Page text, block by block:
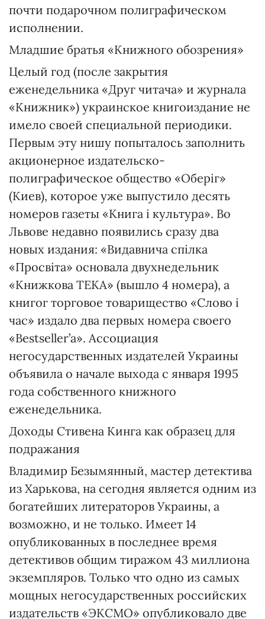
почти подарочном полиграфическом
исполнении.
Младшие братья «Книжного обозрения»
Целый год (после закрытия
еженедельника «Друг читача» и журнала
«Книжник») украинское книгоиздание не
имело своей специальной периодики.
Первым эту нишу попыталось заполнить
акционерное издательско-
полиграфическое общество «Оберіг»
(Киев), которое уже выпустило десять
номеров газеты «Книга і культура». Во
Львове недавно появились сразу два
новых издания: «Видавнича спілка
«Просвіта» основала двухнедельник
«Книжкова ТЕКА» (вышло 4 номера), а
книгог торговое товарищество «Слово і
час» издало два первых номера своего
«Bestseller’a». Ассоциация
негосударственных издателей Украины
объявила о начале выхода с января 1995
года собственного книжного
еженедельника.
Доходы Стивена Кинга как образец для
подражания
Владимир Безымянный, мастер детектива
из Харькова, на сегодня является одним из
богатейших литераторов Украины, а
возможно, и не только. Имеет 14
опубликованных в последнее время
детективов общим тиражом 43 миллиона
экземпляров. Только что одно из самых
мощных негосударственных российских
издательств «ЭКСМО» опубликовало две